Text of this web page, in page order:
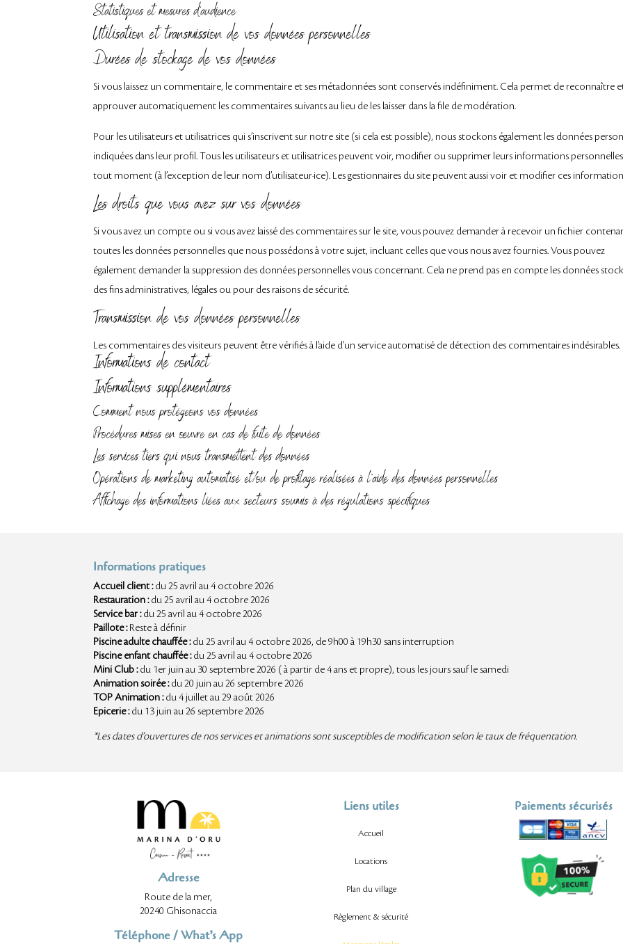
Statistiques et mesures d’audience
Utilisation et transmission de vos données personnelles
Durées de stockage de vos données
Si vous laissez un commentaire, le commentaire et ses métadonnées sont conservés indéfiniment. Cela permet de reconnaître
approuver automatiquement les commentaires suivants au lieu de les laisser dans la file de modération.
Pour les utilisateurs et utilisatrices qui s’inscrivent sur notre site (si cela est possible), nous stockons également les données
indiquées dans leur profil. Tous les utilisateurs et utilisatrices peuvent voir, modifier ou supprimer leurs informations
tout moment (à l’exception de leur nom d’utilisateur·ice). Les gestionnaires du site peuvent aussi voir et modifier ces
Les droits que vous avez sur vos données
Si vous avez un compte ou si vous avez laissé des commentaires sur le site, vous pouvez demander à recevoir un fichier
toutes les données personnelles que nous possédons à votre sujet, incluant celles que vous nous avez fournies. Vous pouvez
également demander la suppression des données personnelles vous concernant. Cela ne prend pas en compte les données
des fins administratives, légales ou pour des raisons de sécurité.
Transmission de vos données personnelles
Les commentaires des visiteurs peuvent être vérifiés à l’aide d’un service automatisé de détection des commentaires indésirables.
Informations de contact
Informations supplémentaires
Comment nous protégeons vos données
Procédures mises en œuvre en cas de fuite de données
Les services tiers qui nous transmettent des données
Opérations de marketing automatisé et/ou de profilage réalisées à l’aide des données personnelles
Affichage des informations liées aux secteurs soumis à des régulations spécifiques
Informations pratiques
Accueil client :du 25 avril au 4 octobre 2026
Restauration :du 25 avril au 4 octobre 2026
Service bar :du 25 avril au 4 octobre 2026
Paillote :Reste à définir
Piscine adulte chauffée :du 25 avril au 4 octobre 2026, de 9h00 à 19h30 sans interruption
Piscine enfant chauffée :du 25 avril au 4 octobre 2026
Mini Club :du 1er juin au 30 septembre 2026 ( à partir de 4 ans et propre), tous les jours sauf le samedi
Animation soirée :du 20 juin au 26 septembre 2026
TOP Animation :du 4 juillet au 29 août 2026
Epicerie :du 13 juin au 26 septembre 2026
*Les dates d’ouvertures de nos services et animations sont susceptibles de modification selon le taux de fréquentation.
Adresse
Route de la mer,
20240 Ghisonaccia
Téléphone / What’s App
Liens utiles
Accueil
Locations
Plan du village
Règlement & sécurité
Paiements sécurisés